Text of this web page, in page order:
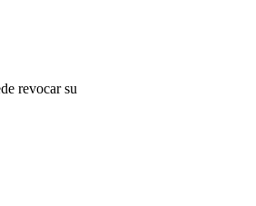
revocar su